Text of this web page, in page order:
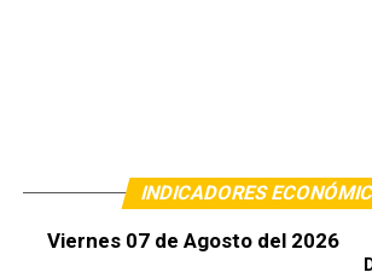
INDICADORES
Viernes 07 de Agosto del 2026